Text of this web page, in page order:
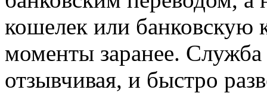
кошелек или банковскую
моменты заранее.
отзывчивая, и быстро